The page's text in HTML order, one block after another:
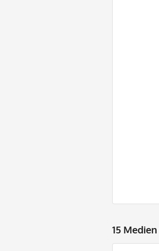
15 Medien